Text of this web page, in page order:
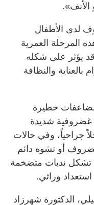
الأنف».
لدى الأطفال
المرحلة العمرية
قد يؤثر على شكله
بالعناية والنظافة
خطيرة
غضروفية شديدة
جراحياً، وفي حالات
أو تشوه دائم
تشكل ندبات متضخمة
وراثي.
الدكتورة شهرزاد